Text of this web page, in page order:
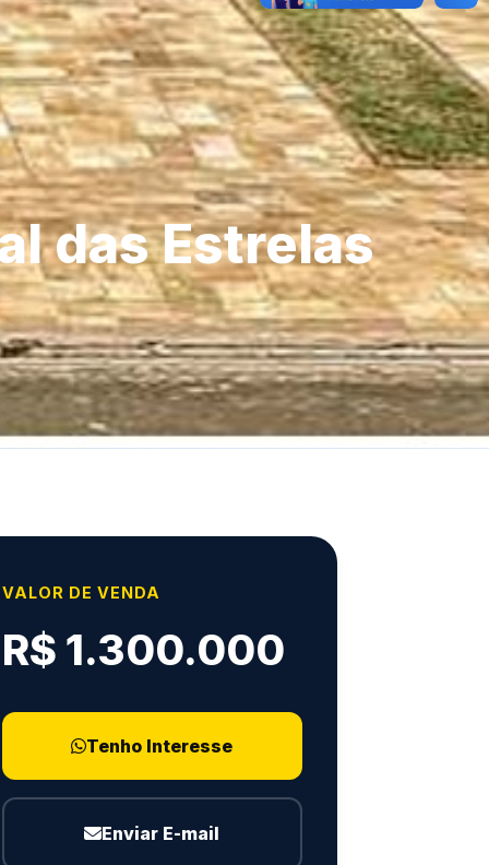
das Estrelas
VALOR DE VENDA
R$ 1.300.000
Tenho Interesse
Enviar E-mail